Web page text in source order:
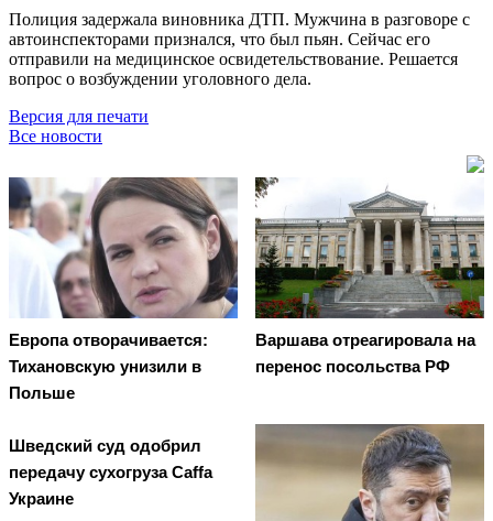
Полиция задержала виновника ДТП. Мужчина в разговоре с
автоинспекторами признался, что был пьян. Сейчас его
отправили на медицинское освидетельствование. Решается
вопрос о возбуждении уголовного дела.
Версия для печати
Все новости
Европа отворачивается:
Тихановскую унизили в
Польше
Варшава отреагировала на
перенос посольства РФ
Шведский суд одобрил
передачу сухогруза Caffa
Украине